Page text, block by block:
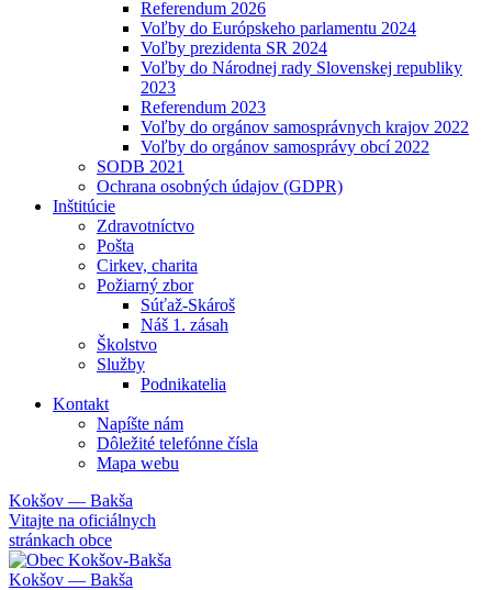
Referendum 2026
Voľby do Európskeho parlamentu 2024
Voľby prezidenta SR 2024
Voľby do Národnej rady Slovenskej republiky
2023
Referendum 2023
Voľby do orgánov samosprávnych krajov 2022
Voľby do orgánov samosprávy obcí 2022
SODB 2021
Ochrana osobných údajov (GDPR)
Inštitúcie
Zdravotníctvo
Pošta
Cirkev, charita
Požiarný zbor
Súťaž-Skároš
Náš 1. zásah
Školstvo
Služby
Podnikatelia
Kontakt
Napíšte nám
Dôležité telefónne čísla
Mapa webu
Kokšov — Bakša
Vitajte na oficiálnych
stránkach obce
Kokšov — Bakša